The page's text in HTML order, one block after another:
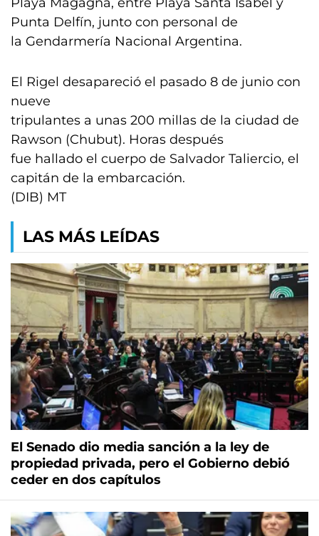
Punta Delfín, junto con personal de
la Gendarmería Nacional Argentina.
El Rigel desapareció el pasado 8 de junio con
nueve
tripulantes a unas 200 millas de la ciudad de
Rawson (Chubut). Horas después
fue hallado el cuerpo de Salvador Taliercio, el
capitán de la embarcación.
(DIB) MT
LAS MÁS LEÍDAS
El Senado dio media sanción a la ley de
propiedad privada, pero el Gobierno debió
ceder en dos capítulos